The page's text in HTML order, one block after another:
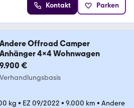
Kontakt Parken
Andere Offroad Camper
Anhänger 4x4 Wohnwagen
9.900 €
Verhandlungsbasis
kg • EZ 09/2022 • 9.000 km • Andere